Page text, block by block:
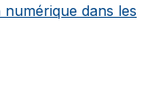
dans les